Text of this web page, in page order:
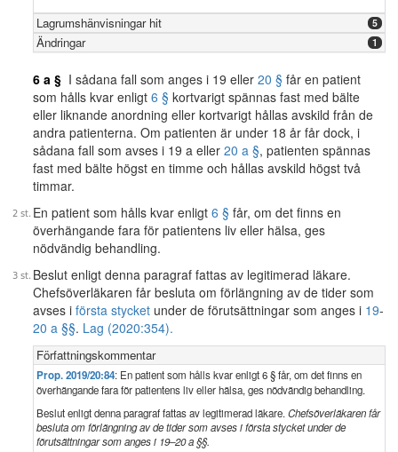
Lagrumshänvisningar hit 5
Ändringar 1
6 a § I sådana fall som anges i 19 eller 20 § får en patient
som hålls kvar enligt 6 § kortvarigt spännas fast med bälte
eller liknande anordning eller kortvarigt hållas avskild från de
andra patienterna. Om patienten är under 18 år får dock, i
sådana fall som avses i 19 a eller 20 a §, patienten spännas
fast med bälte högst en timme och hållas avskild högst två
timmar.
En patient som hålls kvar enligt 6 § får, om det finns en
överhängande fara för patientens liv eller hälsa, ges
nödvändig behandling.
Beslut enligt denna paragraf fattas av legitimerad läkare.
Chefsöverläkaren får besluta om förlängning av de tider som
avses i första stycket under de förutsättningar som anges i 19-
20 a §§. Lag (2020:354).
Författningskommentar
Prop. 2019/20:84: En patient som hålls kvar enligt 6 § får, om det finns en
överhängande fara för patientens liv eller hälsa, ges nödvändig behandling.
Beslut enligt denna paragraf fattas av legitimerad läkare.Chefsöverläkaren får
besluta om förlängning av de tider som avses i första stycket under de
förutsättningar som anges i 19–20 a §§.